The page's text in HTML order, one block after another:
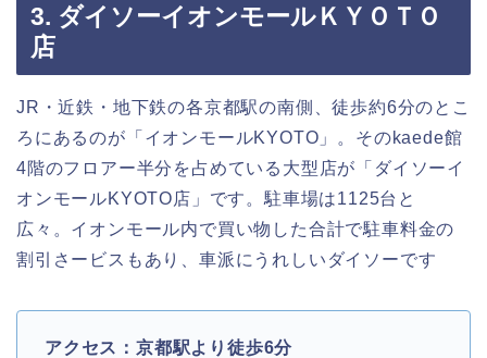
3. ダイソーイオンモールＫＹＯＴＯ
店
JR・近鉄・地下鉄の各京都駅の南側、徒歩約6分のとこ
ろにあるのが「イオンモールKYOTO」。そのkaede館
4階のフロアー半分を占めている大型店が「ダイソーイ
オンモールKYOTO店」です。駐車場は1125台と
広々。イオンモール内で買い物した合計で駐車料金の
割引さービスもあり、車派にうれしいダイソーです
アクセス：京都駅より徒歩6分